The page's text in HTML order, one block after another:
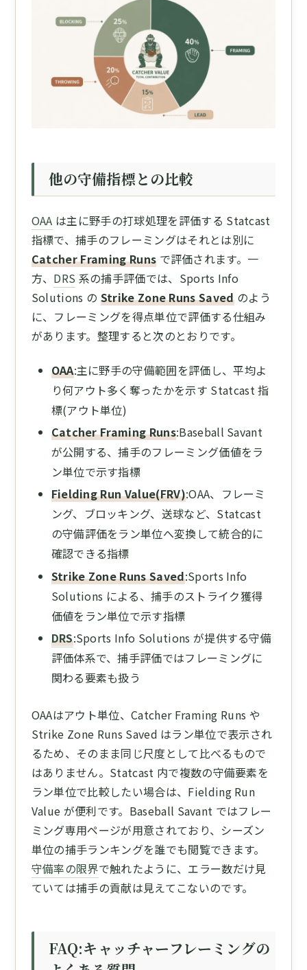
他の守備指標との比較
OAA は主に野手の打球処理を評価する Statcast
指標で、捕手のフレーミングはそれとは別に
Catcher Framing Runs で評価されます。一
方、 DRS 系の捕手評価では、Sports Info
Solutions の Strike Zone Runs Savedのよう
に、フレーミングを得点単位で評価する仕組み
があります。整理すると次のとおりです。
OAA:主に野手の守備範囲を評価し、平均よ
り何アウト多く奪ったかを示す Statcast 指
標(アウト単位)
Catcher Framing Runs:Baseball Savant
が公開する、捕手のフレーミング価値をラ
ン単位で示す指標
Fielding Run Value(FRV):OAA、フレーミ
ング、ブロッキング、送球など、Statcast
の守備評価をラン単位へ変換して統合的に
確認できる指標
Strike Zone Runs Saved:Sports Info
Solutions による、捕手のストライク獲得
価値をラン単位で示す指標
DRS:Sports Info Solutions が提供する守備
評価体系で、捕手評価ではフレーミングに
関わる要素も扱う
OAAはアウト単位、Catcher Framing Runs や
Strike Zone Runs Saved はラン単位で表示され
るため、そのまま同じ尺度として比べるもので
はありません。Statcast 内で複数の守備要素を
ラン単位で比較したい場合は、Fielding Run
Value が便利です。Baseball Savant ではフレー
ミング専用ページが用意されており、シーズン
単位の捕手ランキングを誰でも閲覧できます。
守備率の限界で触れたように、エラー数だけ見
ていては捕手の貢献は見えてこないのです。
FAQ:キャッチャーフレーミングの